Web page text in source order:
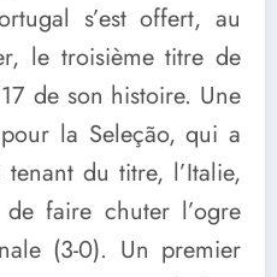
s’est offert, au
le troisième titre de
de son histoire. Une
la Seleção, qui a
du titre, l’Italie,
faire chuter l’ogre
(3-0). Un premier